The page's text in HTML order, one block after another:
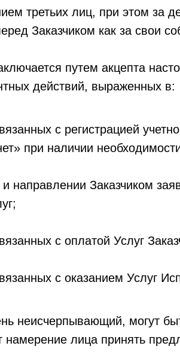
третьих лиц, при этом за
Заказчиком как за свои
путем акцепта
действий, выраженных в:
с регистрацией
при наличии
направлении Заказчиком
с оплатой Услуг
с оказанием Услуг
неисчерпывающий, могут
лица принять